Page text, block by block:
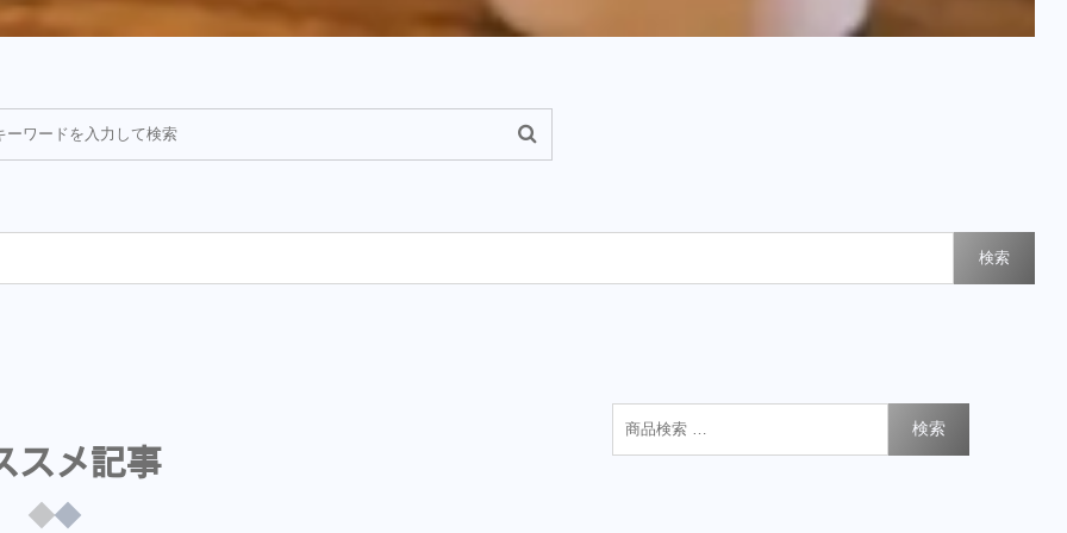
検索
スメ記事
検索